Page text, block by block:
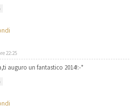
22:25
auguro un fantastico 2014!:-*